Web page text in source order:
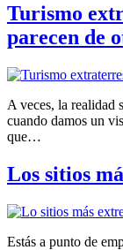
Turismo
parecen de
A veces, la realidad
cuando damos un
que…
Los sitios
Estás a punto de